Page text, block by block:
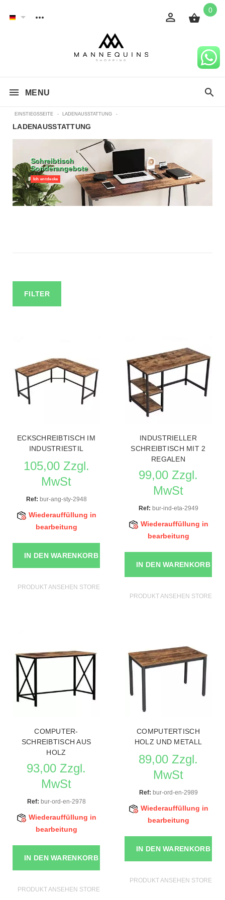
0
MENU
EINSTIEGSSEITE - LADENAUSSTATTUNG -
LADENAUSSTATTUNG
Schreibtisch
Sonderangebote
Ich entdecke
FILTER
ECKSCHREIBTISCH IM
INDUSTRIESTIL
105,00 Zzgl.
MwSt
Ref: bur-ang-sty-2948
Wiederauffüllung in
bearbeitung
IN DEN WARENKORB
PRODUKT ANSEHEN STORE MÖBEL
INDUSTRIELLER
SCHREIBTISCH MIT 2
REGALEN
99,00 Zzgl.
MwSt
Ref: bur-ind-eta-2949
Wiederauffüllung in
bearbeitung
IN DEN WARENKORB
PRODUKT ANSEHEN STORE
COMPUTER-
SCHREIBTISCH AUS
HOLZ
93,00 Zzgl.
MwSt
Ref: bur-ord-en-2978
Wiederauffüllung in
bearbeitung
IN DEN WARENKORB
PRODUKT ANSEHEN STORE MÖBEL
COMPUTERTISCH
HOLZ UND METALL
89,00 Zzgl.
MwSt
Ref: bur-ord-en-2989
Wiederauffüllung in
bearbeitung
IN DEN WARENKORB
PRODUKT ANSEHEN STORE